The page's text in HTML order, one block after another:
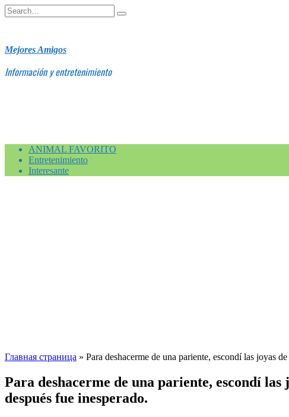
Skip
to
Search
for:
Mejores Amigos
Información y entretenimiento
ANIMAL FAVORITO
Entretenimiento
Interesante
Главная страница » Para deshacerme de una pariente, escondí las joyas
Para deshacerme de una pariente, escondí
después fue inesperado.